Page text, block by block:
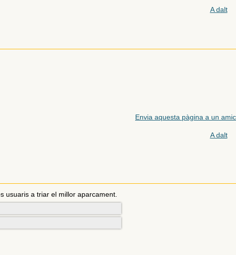
A dalt
Envia aquesta pàgina a un amic
A dalt
usuaris a triar el millor aparcament.